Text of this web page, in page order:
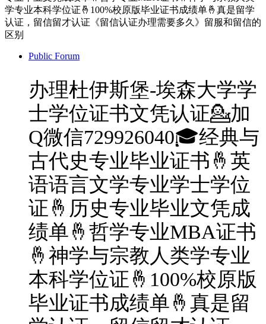
学专业本科学位证🤞100%校原版毕业证书成绩单🤞真是留学
认证，留信留才认证《留信认证办理需要多久》留服和留信的
区别
Public Forum
办理杜伊斯堡-埃森大学学
士学位证书文凭认证💁加
Q微信729926040🎓经典与
古代史专业毕业证书🤞英
语语言文学专业学士学位
证🤞历史专业毕业文凭成
绩单🤞哲学专业MBA证书
🤞神学与宗教人类学专业
本科学位证🤞100%校原版
毕业证书成绩单🤞真是留